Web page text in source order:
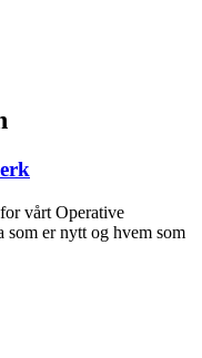
vårt Operative
som er nytt og hvem som